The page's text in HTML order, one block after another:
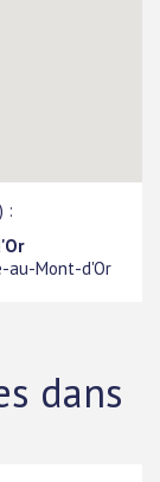
:
au-Mont-d'Or
dans